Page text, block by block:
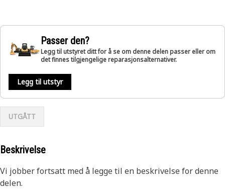
Passer den?
Legg til utstyret ditt for å se om denne delen passer eller om
det finnes tilgjengelige reparasjonsalternativer.
Legg til utstyr
UTGÅTT
Beskrivelse
Vi jobber fortsatt med å legge til en beskrivelse for denne
delen.